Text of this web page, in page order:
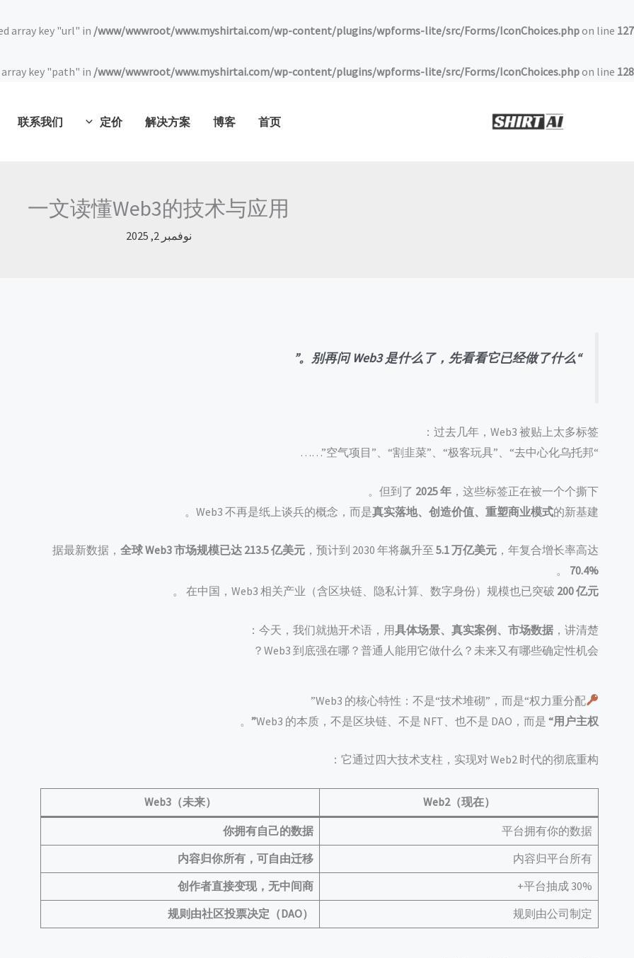
array key "url" in /www/wwwroot/www.myshirtai.com/wp-content/plugins/wpforms-lite/src/Forms/IconChoices.phpon line 127
key "path" in /www/wwwroot/www.myshirtai.com/wp-content/plugins/wpforms-lite/src/Forms/IconChoices.phpon line 128
إلى
首页
博客
解决方案
定价
联系我们
一文读懂Web3的技术与应用
نوفمبر 2, 2025
“别再问 Web3 是什么了，先看看它已经做了什么。”
过去几年，Web3 被贴上太多标签：
“空气项目”、“割韭菜”、“极客玩具”、“去中心化乌托邦”……
但到了 2025 年 ，这些标签正在被一个个撕下。
Web3 不再是纸上谈兵的概念，而是真实落地、创造价值、重塑商业模式的新基建。
据最新数据， 全球 Web3 市场规模已达 213.5 亿美元 ，预计到 2030 年将飙升至 5.1 万亿美元 ，年复合增长率高达
70.4%
。
在中国，Web3 相关产业（含区块链、隐私计算、数字身份）规模也已突破 200 亿元
。
今天，我们就抛开术语，用具体场景、真实案例、市场数据 ，讲清楚：
Web3 到底强在哪？普通人能用它做什么？未来又有哪些确定性机会？
Web3 的核心特性：不是“技术堆砌”，而是“权力重分配”
Web3 的本质，不是区块链、不是 NFT、也不是 DAO，而是 “用户主权”
。
它通过四大技术支柱，实现对 Web2 时代的彻底重构：
Web2（现在）
Web3（未来）
平台拥有你的数据
你拥有自己的数据
内容归平台所有
内容归你所有，可自由迁移
平台抽成 30%+
创作者直接变现，无中间商
规则由公司制定
规则由社区投票决定（DAO）